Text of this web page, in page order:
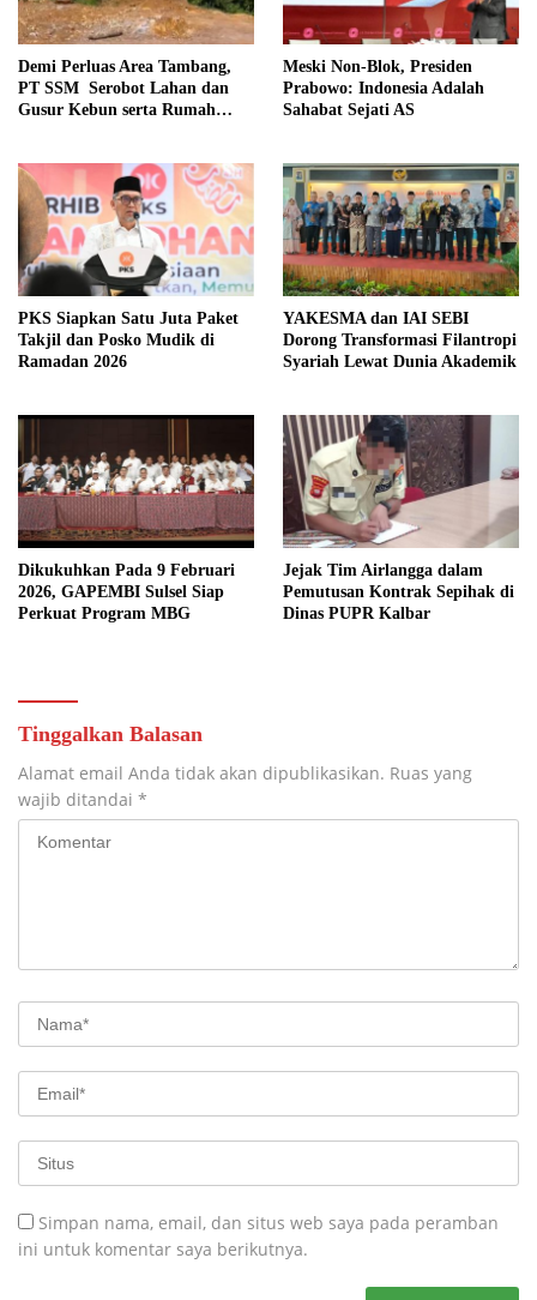
Demi Perluas Area Tambang,
PT SSM Serobot Lahan dan
Gusur Kebun serta Rumah
Meski Non-Blok, Presiden
Prabowo: Indonesia Adalah
Sahabat Sejati AS
PKS Siapkan Satu Juta Paket
Takjil dan Posko Mudik di
Ramadan 2026
YAKESMA dan IAI SEBI
Dorong Transformasi Filantropi
Syariah Lewat Dunia Akademik
Dikukuhkan Pada 9 Februari
2026, GAPEMBI Sulsel Siap
Perkuat Program MBG
Jejak Tim Airlangga dalam
Pemutusan Kontrak Sepihak di
Dinas PUPR Kalbar
Tinggalkan Balasan
Alamat email Anda tidak akan dipublikasikan. Ruas yang
wajib ditandai *
Simpan nama, email, dan situs web saya pada peramban
ini untuk komentar saya berikutnya.